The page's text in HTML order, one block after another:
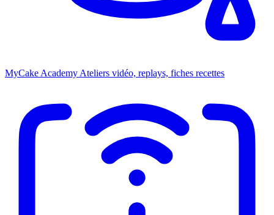
MyCake Academy Ateliers vidéo, replays, fiches recettes